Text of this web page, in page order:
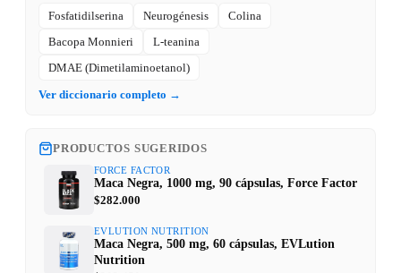
Fosfatidilserina
Neurogénesis
Colina
Bacopa Monnieri
L-teanina
DMAE (Dimetilaminoetanol)
Ver diccionario completo →
PRODUCTOS SUGERIDOS
FORCE FACTOR
Maca Negra, 1000 mg, 90 cápsulas, Force Factor
$282.000
EVLUTION NUTRITION
Maca Negra, 500 mg, 60 cápsulas, EVLution
Nutrition